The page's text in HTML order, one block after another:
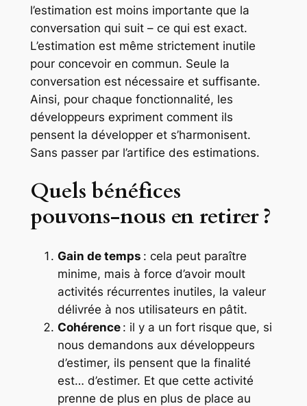
l’estimation est moins importante que la
conversation qui suit – ce qui est exact.
L’estimation est même strictement inutile
pour concevoir en commun. Seule la
conversation est nécessaire et suffisante.
Ainsi, pour chaque fonctionnalité, les
développeurs expriment comment ils
pensent la développer et s’harmonisent.
Sans passer par l’artifice des estimations.
Quels bénéfices
pouvons‑nous en retirer ?
Gain de temps : cela peut paraître
minime, mais à force d’avoir moult
activités récurrentes inutiles, la valeur
délivrée à nos utilisateurs en pâtit.
Cohérence: il y a un fort risque que, si
nous demandons aux développeurs
d’estimer, ils pensent que la finalité
est… d’estimer. Et que cette activité
prenne de plus en plus de place au